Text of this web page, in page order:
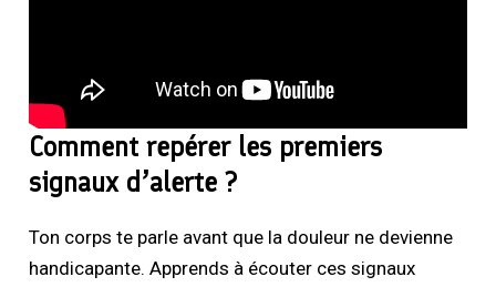
Comment repérer les premiers
signaux d’alerte ?
Ton corps te parle avant que la douleur ne devienne
handicapante. Apprends à écouter ces signaux